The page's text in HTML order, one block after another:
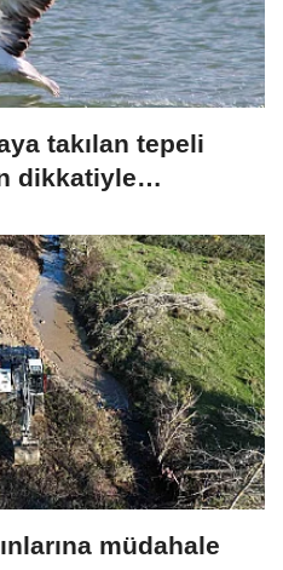
takılan tepeli
dikkatiyle
müdahale